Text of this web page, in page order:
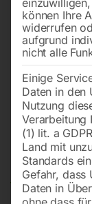
können Ihre
widerrufen
aufgrund
nicht alle
Einige
Daten in den
Nutzung
Verarbeitung
(1) lit. a
Land mit
Standards
Gefahr, dass
Daten in